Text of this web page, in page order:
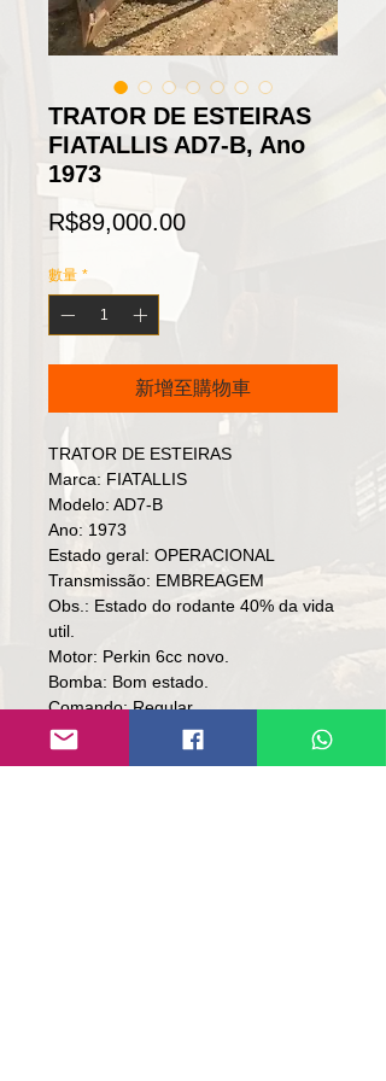
TRATOR DE ESTEIRAS
FIATALLIS AD7-B, Ano
1973
R$89,000.00價
格
數量 *
新增至購物車
TRATOR DE ESTEIRAS
Marca: FIATALLIS
Modelo: AD7-B
Ano: 1973
Estado geral: OPERACIONAL
Transmissão: EMBREAGEM
Obs.: Estado do rodante 40% da vida
util.
Motor: Perkin 6cc novo.
Bomba: Bom estado.
Comando: Regular.
Rodas motriz: Bom estado.